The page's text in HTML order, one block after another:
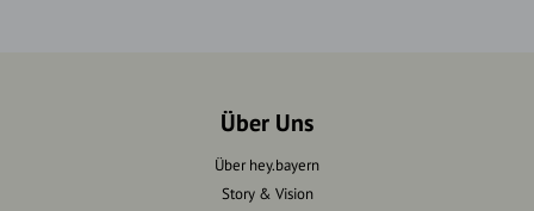
Über Uns
Über hey.bayern
Story & Vision